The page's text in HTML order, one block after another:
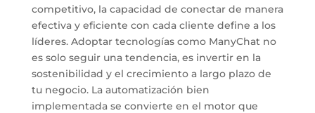
competitivo, la capacidad de conectar de manera
efectiva y eficiente con cada cliente define a los
líderes. Adoptar tecnologías como ManyChat no
es solo seguir una tendencia, es invertir en la
sostenibilidad y el crecimiento a largo plazo de
tu negocio. La automatización bien
implementada se convierte en el motor que